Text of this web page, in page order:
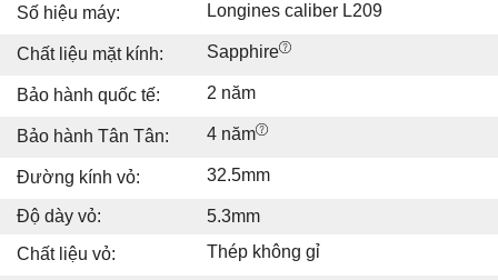
Số hiệu máy: Longines caliber L209
Chất liệu mặt kính: Sapphire
Bảo hành quốc tế: 2 năm
Bảo hành Tân Tân: 4 năm
Đường kính vỏ: 32.5mm
Độ dày vỏ:
5.3mm
Chất liệu vỏ:
Thép không gỉ